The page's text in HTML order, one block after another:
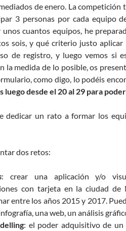
de enero. La
3 personas por cada equipo
cuantos equipos, he
sois, y qué criterio justo aplicar
de registro, y luego vemos si
la medida de lo posible, os
como digo, lo podéis
luego desde el 20 al 29 para
dedicar un rato a formar los
dos retos:
: crear una aplicación y/o
con tarjeta en la ciudad
entre los años 2015 y 2017.
una web, un análisis
: el poder adquisitivo de un